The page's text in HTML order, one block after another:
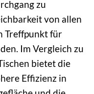
zu
von allen
Treffpunkt für
Im Vergleich zu
bietet die
Effizienz in